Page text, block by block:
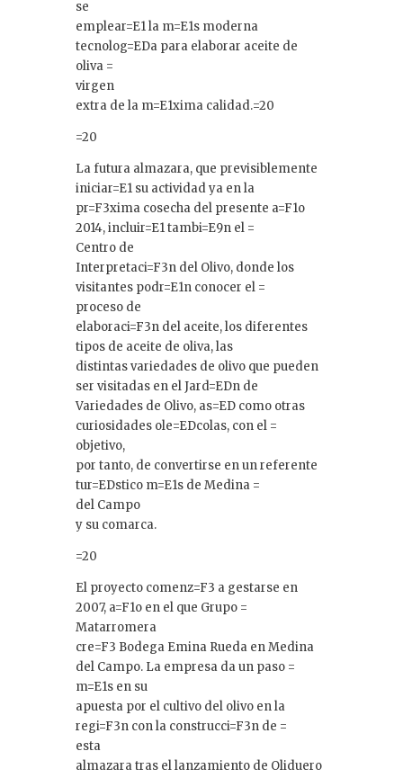
se
emplear=E1 la m=E1s moderna
tecnolog=EDa para elaborar aceite de
oliva =
virgen
extra de la m=E1xima calidad.=20
=20
La futura almazara, que previsiblemente
iniciar=E1 su actividad ya en la
pr=F3xima cosecha del presente a=F1o
2014, incluir=E1 tambi=E9n el =
Centro de
Interpretaci=F3n del Olivo, donde los
visitantes podr=E1n conocer el =
proceso de
elaboraci=F3n del aceite, los diferentes
tipos de aceite de oliva, las
distintas variedades de olivo que pueden
ser visitadas en el Jard=EDn de
Variedades de Olivo, as=ED como otras
curiosidades ole=EDcolas, con el =
objetivo,
por tanto, de convertirse en un referente
tur=EDstico m=E1s de Medina =
del Campo
y su comarca.
=20
El proyecto comenz=F3 a gestarse en
2007, a=F1o en el que Grupo =
Matarromera
cre=F3 Bodega Emina Rueda en Medina
del Campo. La empresa da un paso =
m=E1s en su
apuesta por el cultivo del olivo en la
regi=F3n con la construcci=F3n de =
esta
almazara tras el lanzamiento de Oliduero